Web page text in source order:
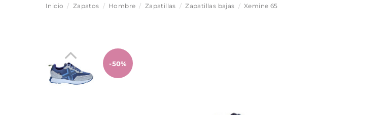
Inicio Zapatos Hombre Zapatillas Zapatillas bajas Xemine 65
-50%